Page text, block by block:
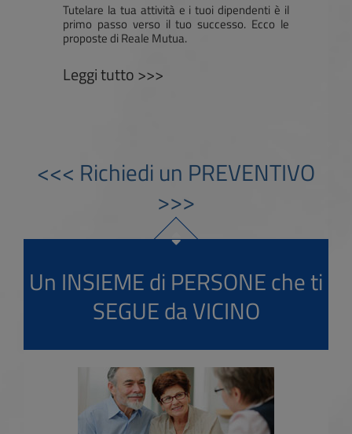
Tutelare la tua attività e i tuoi dipendenti è il
primo passo verso il tuo successo. Ecco le
proposte di Reale Mutua.
Leggi tutto >>>
<<< Richiedi un PREVENTIVO
>>>
Un INSIEME di PERSONE che ti
SEGUE da VICINO